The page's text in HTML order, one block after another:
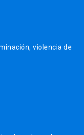
violencia de